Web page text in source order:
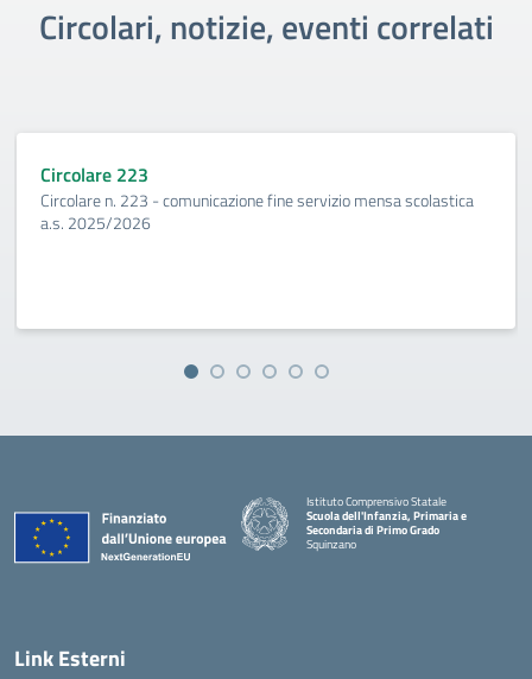
Circolari, notizie, eventi correlati
Circolare 223
Circolare n. 223 - comunicazione fine servizio mensa scolastica
a.s. 2025/2026
Istituto Comprensivo Statale
Scuola dell'Infanzia, Primaria e
Secondaria di Primo Grado
Squinzano
Link Esterni